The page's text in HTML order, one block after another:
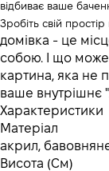
відбиває ваше
Зробіть свій
домівка - це
собою. І що
картина, яка не
ваше внутрішнє
Характеристики
Матеріал
акрил,
Висота (См)